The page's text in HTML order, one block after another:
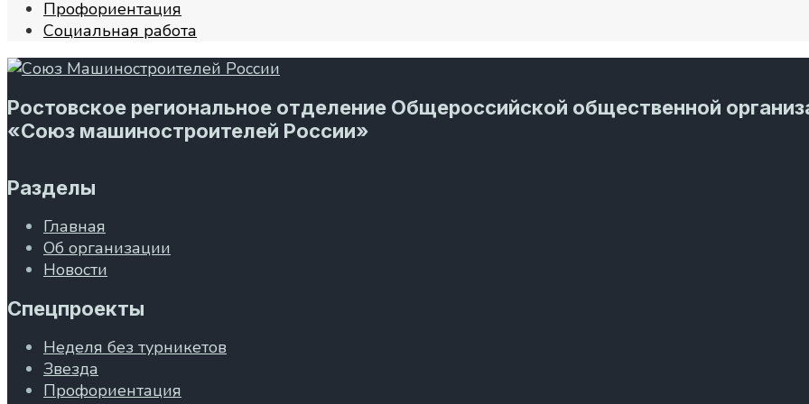
Профориентация
Социальная работа
Ростовское региональное отделение Общероссийской общественной
«Союз машиностроителей России»
Разделы
Главная
Об организации
Новости
Спецпроекты
Неделя без турникетов
Звезда
Профориентация